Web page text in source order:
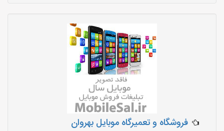
فروشگاه و تعمیرگاه موبایل بهروان